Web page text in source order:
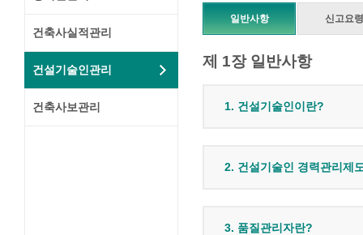
건축사실적관리
건설기술인관리
건축사보관리
일반사항 신고요령
제 1장 일반사항
1. 건설기술인이란?
2. 건설기술인 경력관리제
3. 품질관리자란?